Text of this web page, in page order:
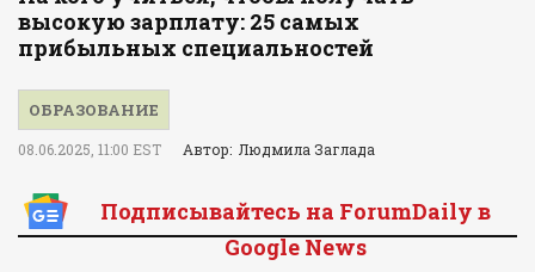
высокую зарплату: 25 самых
прибыльных специальностей
ОБРАЗОВАНИЕ
08.06.2025, 11:00 EST Автор: Людмила Заглада
Подписывайтесь на ForumDaily в
Google News